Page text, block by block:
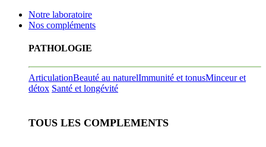
Notre laboratoire
Nos compléments
PATHOLOGIE
ArticulationBeauté au naturelImmunité et tonusMinceur et
détox Santé et longévité
TOUS LES COMPLEMENTS